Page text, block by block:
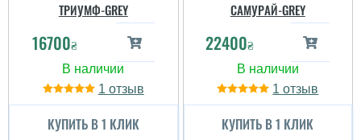
ТРИУМФ-GREY
16700₴
1
САМУРАЙ-GREY
22400₴
1